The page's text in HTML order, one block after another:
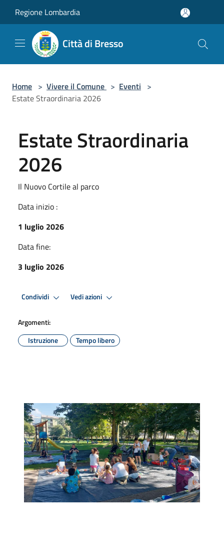
Regione Lombardia
Città di Bresso
Home > Vivere il Comune > Eventi >
Estate Straordinaria 2026
Estate Straordinaria
2026
Il Nuovo Cortile al parco
Data inizio :
1 luglio 2026
Data fine:
3 luglio 2026
Condividi Vedi azioni
Argomenti:
Istruzione
Tempo libero